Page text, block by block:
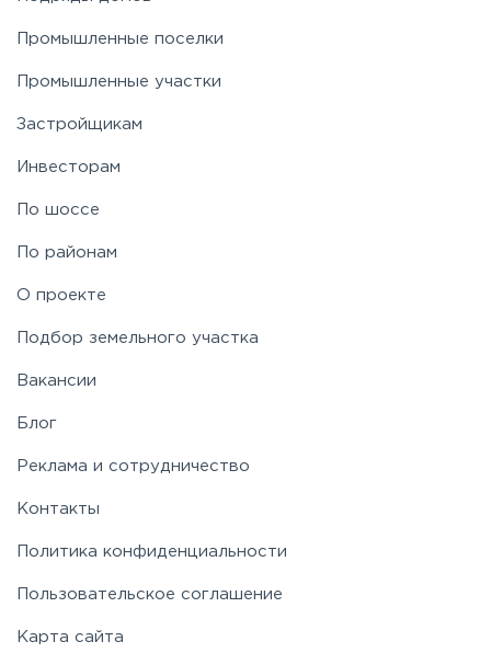
Промышленные поселки
Промышленные участки
Застройщикам
Инвесторам
По шоссе
По районам
О проекте
Подбор земельного участка
Вакансии
Блог
Реклама и сотрудничество
Контакты
Политика конфиденциальности
Пользовательское соглашение
Карта сайта